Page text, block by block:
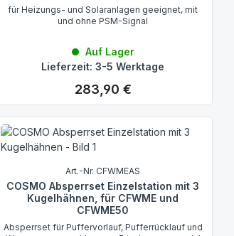
für Heizungs- und Solaranlagen geeignet, mit
und ohne PSM-Signal
Auf Lager
Lieferzeit: 3-5 Werktage
Regulärer Preis:
283,90 €
Art.-Nr. CFWMEAS
COSMO Absperrset Einzelstation mit 3
Kugelhähnen, für CFWME und
CFWME50
Absperrset für Puffervorlauf, Pufferrücklauf und